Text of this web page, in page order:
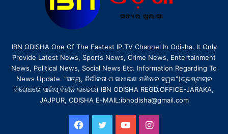
IBN ODISHA One Of The Fastest IP.TV Channel In Odisha. It Only
Provide Latest News, Sports News, Crime News, Entertainment
News, Political News, Social News Etc. Information Regarding To
News Update. "ସତ୍ୟ, ନିର୍ଭୀକତା ଓ ସାଧାରଣ ମଣିଷର ସ୍ୱର"(ଭ୍ରଷ୍ଟାଚାର
ବିରୋଧରେ ସାଲିସ୍ ବିହୀନ ଲଢେଇ) IBN ODISHA REGD.OFFICE-JARAKA,
JAJPUR, ODISHA E-MAIL:ibnodisha@gmail.com
Facebook
TwitterYouTubeInstagram